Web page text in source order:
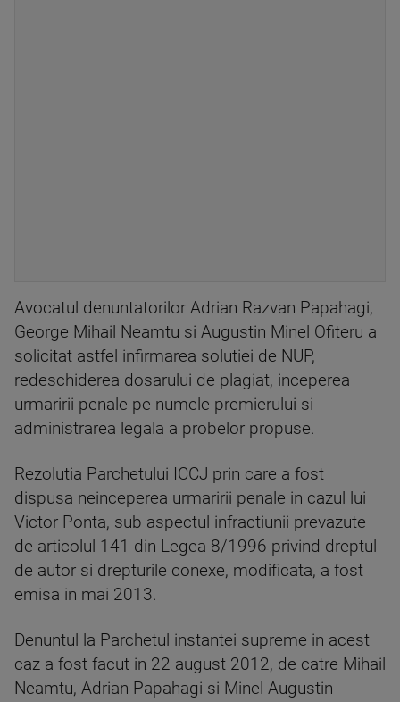
Avocatul denuntatorilor Adrian Razvan Papahagi,
George Mihail Neamtu si Augustin Minel Ofiteru a
solicitat astfel infirmarea solutiei de NUP,
redeschiderea dosarului de plagiat, inceperea
urmaririi penale pe numele premierului si
administrarea legala a probelor propuse.
Rezolutia Parchetului ICCJ prin care a fost
dispusa neinceperea urmaririi penale in cazul lui
Victor Ponta, sub aspectul infractiunii prevazute
de articolul 141 din Legea 8/1996 privind dreptul
de autor si drepturile conexe, modificata, a fost
emisa in mai 2013.
Denuntul la Parchetul instantei supreme in acest
caz a fost facut in 22 august 2012, de catre Mihail
Neamtu, Adrian Papahagi si Minel Augustin